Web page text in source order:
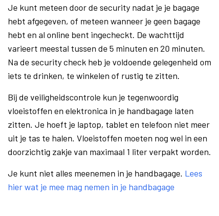
Je kunt meteen door de security nadat je je bagage
hebt afgegeven, of meteen wanneer je geen bagage
hebt en al online bent ingecheckt. De wachttijd
varieert meestal tussen de 5 minuten en 20 minuten.
Na de security check heb je voldoende gelegenheid om
iets te drinken, te winkelen of rustig te zitten.
Bij de veiligheidscontrole kun je tegenwoordig
vloeistoffen en elektronica in je handbagage laten
zitten. Je hoeft je laptop, tablet en telefoon niet meer
uit je tas te halen. Vloeistoffen moeten nog wel in een
doorzichtig zakje van maximaal 1 liter verpakt worden.
Je kunt niet alles meenemen in je handbagage. Lees
hier wat je mee mag nemen in je handbagage